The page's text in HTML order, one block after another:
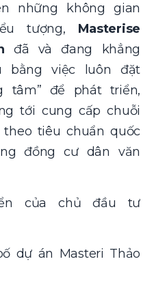
những không gian
tượng, Masterise
đã và đang khẳng
bằng việc luôn đặt
tâm” để phát triển,
tới cung cấp chuỗi
tiêu chuẩn quốc
đồng cư dân văn
của chủ đầu tư
dự án Masteri Thảo